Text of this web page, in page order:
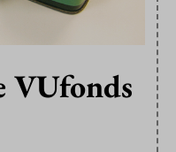
VUfonds